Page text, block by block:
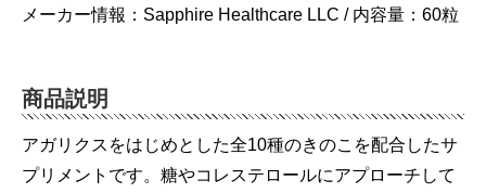
メーカー情報：Sapphire Healthcare LLC / 内容量：60粒
商品説明
アガリクスをはじめとした全10種のきのこを配合したサ
プリメントです。糖やコレステロールにアプローチして